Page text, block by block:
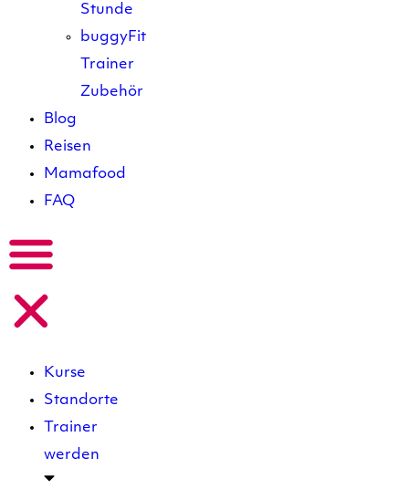
Stunde
buggyFit
Trainer
Zubehör
Blog
Reisen
Mamafood
FAQ
Kurse
Standorte
Trainer
werden